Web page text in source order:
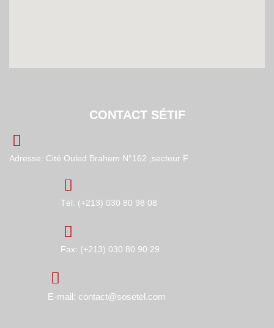
CONTACT SÉTIF
Adresse: Cité Ouled Brahem N°162 ,secteur F
Tél: (+213) 030 80 98 08
Fax: (+213) 030 80 90 29
E-mail: contact@sosetel.com